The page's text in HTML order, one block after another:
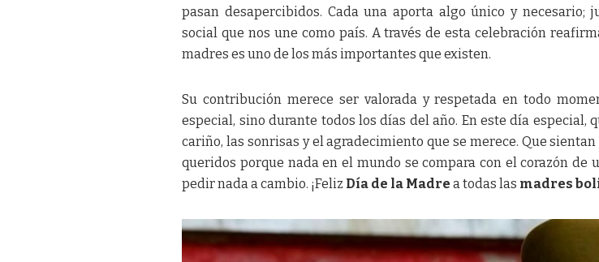
pasan desapercibidos. Cada una aporta algo único y necesario;
social que nos une como país. A través de esta celebración
madres es uno de los más importantes que existen.
Su contribución merece ser valorada y respetada en todo
especial, sino durante todos los días del año. En este día especial,
cariño, las sonrisas y el agradecimiento que se merece. Que
queridos porque nada en el mundo se compara con el corazón de
pedir nada a cambio. ¡Feliz Día de la Madre a todas las madres